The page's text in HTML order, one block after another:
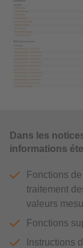
Dans les
informations
Fonctions
traitement
valeurs
Fonctions
Instructions